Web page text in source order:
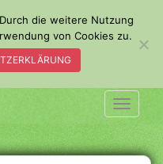
die weitere Nutzung
von Cookies zu.